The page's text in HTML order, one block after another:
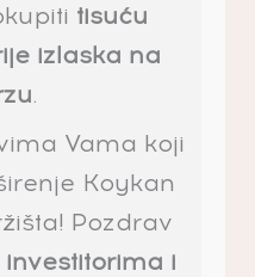
tisuću
izlaska na
.
Vama koji
Koykan
Pozdrav
i